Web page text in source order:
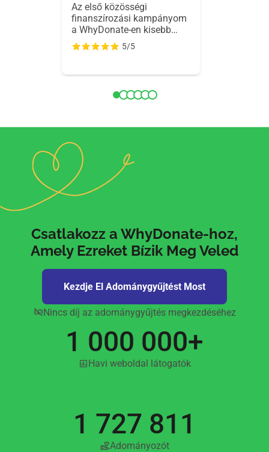
Az első közösségi
finanszírozási kampányom
a WhyDonate-en kisebb
nehézségekbe ütközött, de
a gyors és segítőkész
megoldott. Az
már zökkenőmentesen
5/5
Csatlakozz a WhyDonate-hoz,
Amely Ezreket Bízik Meg Veled
Kezdje El Adománygyűjtést Most
Nincs díj az adománygyűjtés megkezdéséhez
1 000 000+
Havi weboldal látogatók
1 727 811
Adományozót